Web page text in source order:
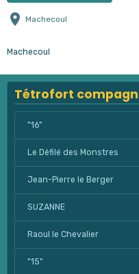
Machecoul
Machecoul
Tétrofort
"16"
Le Défilé des Monstres
Jean-Pierre le Berger
SUZANNE
Raoul le Chevalier
"15"